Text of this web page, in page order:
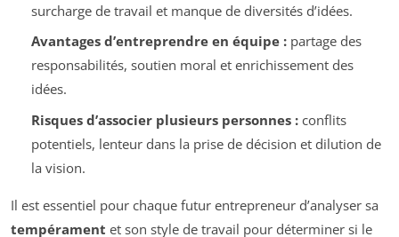
surcharge de travail et manque de diversités d’idées.
Avantages d’entreprendre en équipe :partage des
responsabilités, soutien moral et enrichissement des
idées.
Risques d’associer plusieurs personnes :conflits
potentiels, lenteur dans la prise de décision et dilution de
la vision.
Il est essentiel pour chaque futur entrepreneur d’analyser sa
tempérament et son style de travail pour déterminer si le